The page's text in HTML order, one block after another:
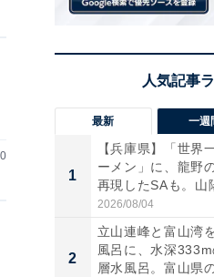
最新 一週
1
【兵庫県】「世界
ーメン」に、龍野
再現したSAも。山
道...
2026/08/04
2
立山連峰と富山湾
風呂に、水深
層水風呂。富山県